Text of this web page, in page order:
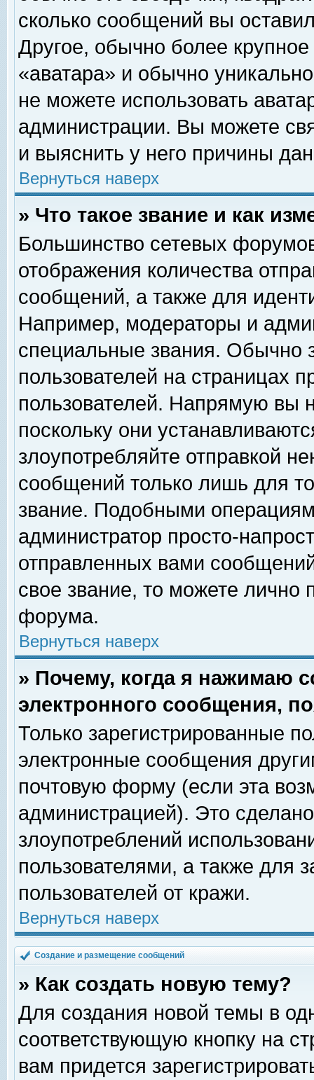
сколько сообщений вы
Другое, обычно более
«аватара» и обычно
не можете использовать
администрации. Вы можете
и выяснить у него причины
Вернуться наверх
» Что такое звание и как
Большинство сетевых
отображения количества
сообщений, а также для
Например, модераторы и
специальные звания. Обычно
пользователей на страницах
пользователей. Напрямую вы
поскольку они
злоупотребляйте отправкой
сообщений только лишь для
звание. Подобными
администратор просто-
отправленных вами
свое звание, то можете лично
форума.
Вернуться наверх
» Почему, когда я нажимаю
электронного сообщения,
Только зарегистрированные
электронные сообщения
почтовую форму (если эта
администрацией). Это
злоупотреблений
пользователями, а также для
пользователей от кражи.
Вернуться наверх
Создание и размещение сообщений
» Как создать новую тему?
Для создания новой темы в
соответствующую кнопку на
вам придется